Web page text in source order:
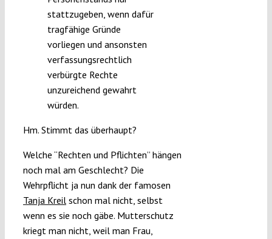
stattzugeben, wenn dafür
tragfähige Gründe
vorliegen und ansonsten
verfassungsrechtlich
verbürgte Rechte
unzureichend gewahrt
würden.
Hm. Stimmt das überhaupt?
Welche “Rechten und Pflichten” hängen
noch mal am Geschlecht? Die
Wehrpflicht ja nun dank der famosen
Tanja Kreilschon mal nicht, selbst
wenn es sie noch gäbe. Mutterschutz
kriegt man nicht, weil man Frau,